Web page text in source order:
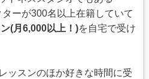
ーが300名以上在籍していて
(月6,000以上！)を自宅で受け
ッスンのほか好きな時間に受